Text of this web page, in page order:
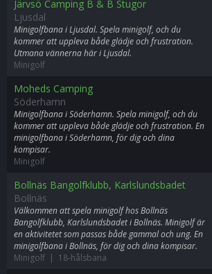
Järvsö Camping B & B Stugor
Ljusdal
Minigolfbana i Ljusdal. Spela minigolf, och du
kommer att uppleva både glädje och frustration.
Utmana vännerna här i Ljusdal.
Minigolf
Moheds Camping
Söderhamn
Minigolfbana i Söderhamn. Spela minigolf, och du
kommer att uppleva både glädje och frustration. En
minigolfbana i Söderhamn, för dig och dina
kompisar.
Minigolf
Bollnäs Bangolfklubb, Karlslundsbadet
Bollnäs
Välkommen att spela minigolf hos Bollnäs
Bangolfklubb, Karlslundsbadet i Bollnäs. Minigolf är
en aktivitetet som passas både gammal och ung. En
minigolfbana i Bollnäs, för dig och dina kompisar.
Minigolf | 18-hålsbana